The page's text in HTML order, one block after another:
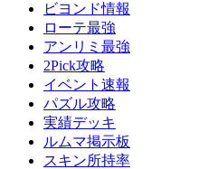
ビヨンド情報
ローテ最強
アンリミ最強
2Pick攻略
イベント速報
パズル攻略
実績デッキ
ルムマ掲示板
スキン所持率